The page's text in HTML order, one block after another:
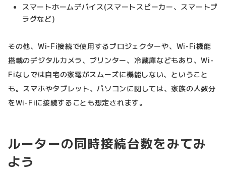
スマートホームデバイス(スマートスピーカー、スマートプ
ラグなど)
その他、Wi-Fi接続で使用するプロジェクターや、Wi-Fi機能
搭載のデジタルカメラ、プリンター、冷蔵庫などもあり、Wi-
Fiなしでは自宅の家電がスムーズに機能しない、ということ
も。スマホやタブレット、パソコンに関しては、家族の人数分
をWi-Fiに接続することも想定されます。
ルーターの同時接続台数をみてみ
よう